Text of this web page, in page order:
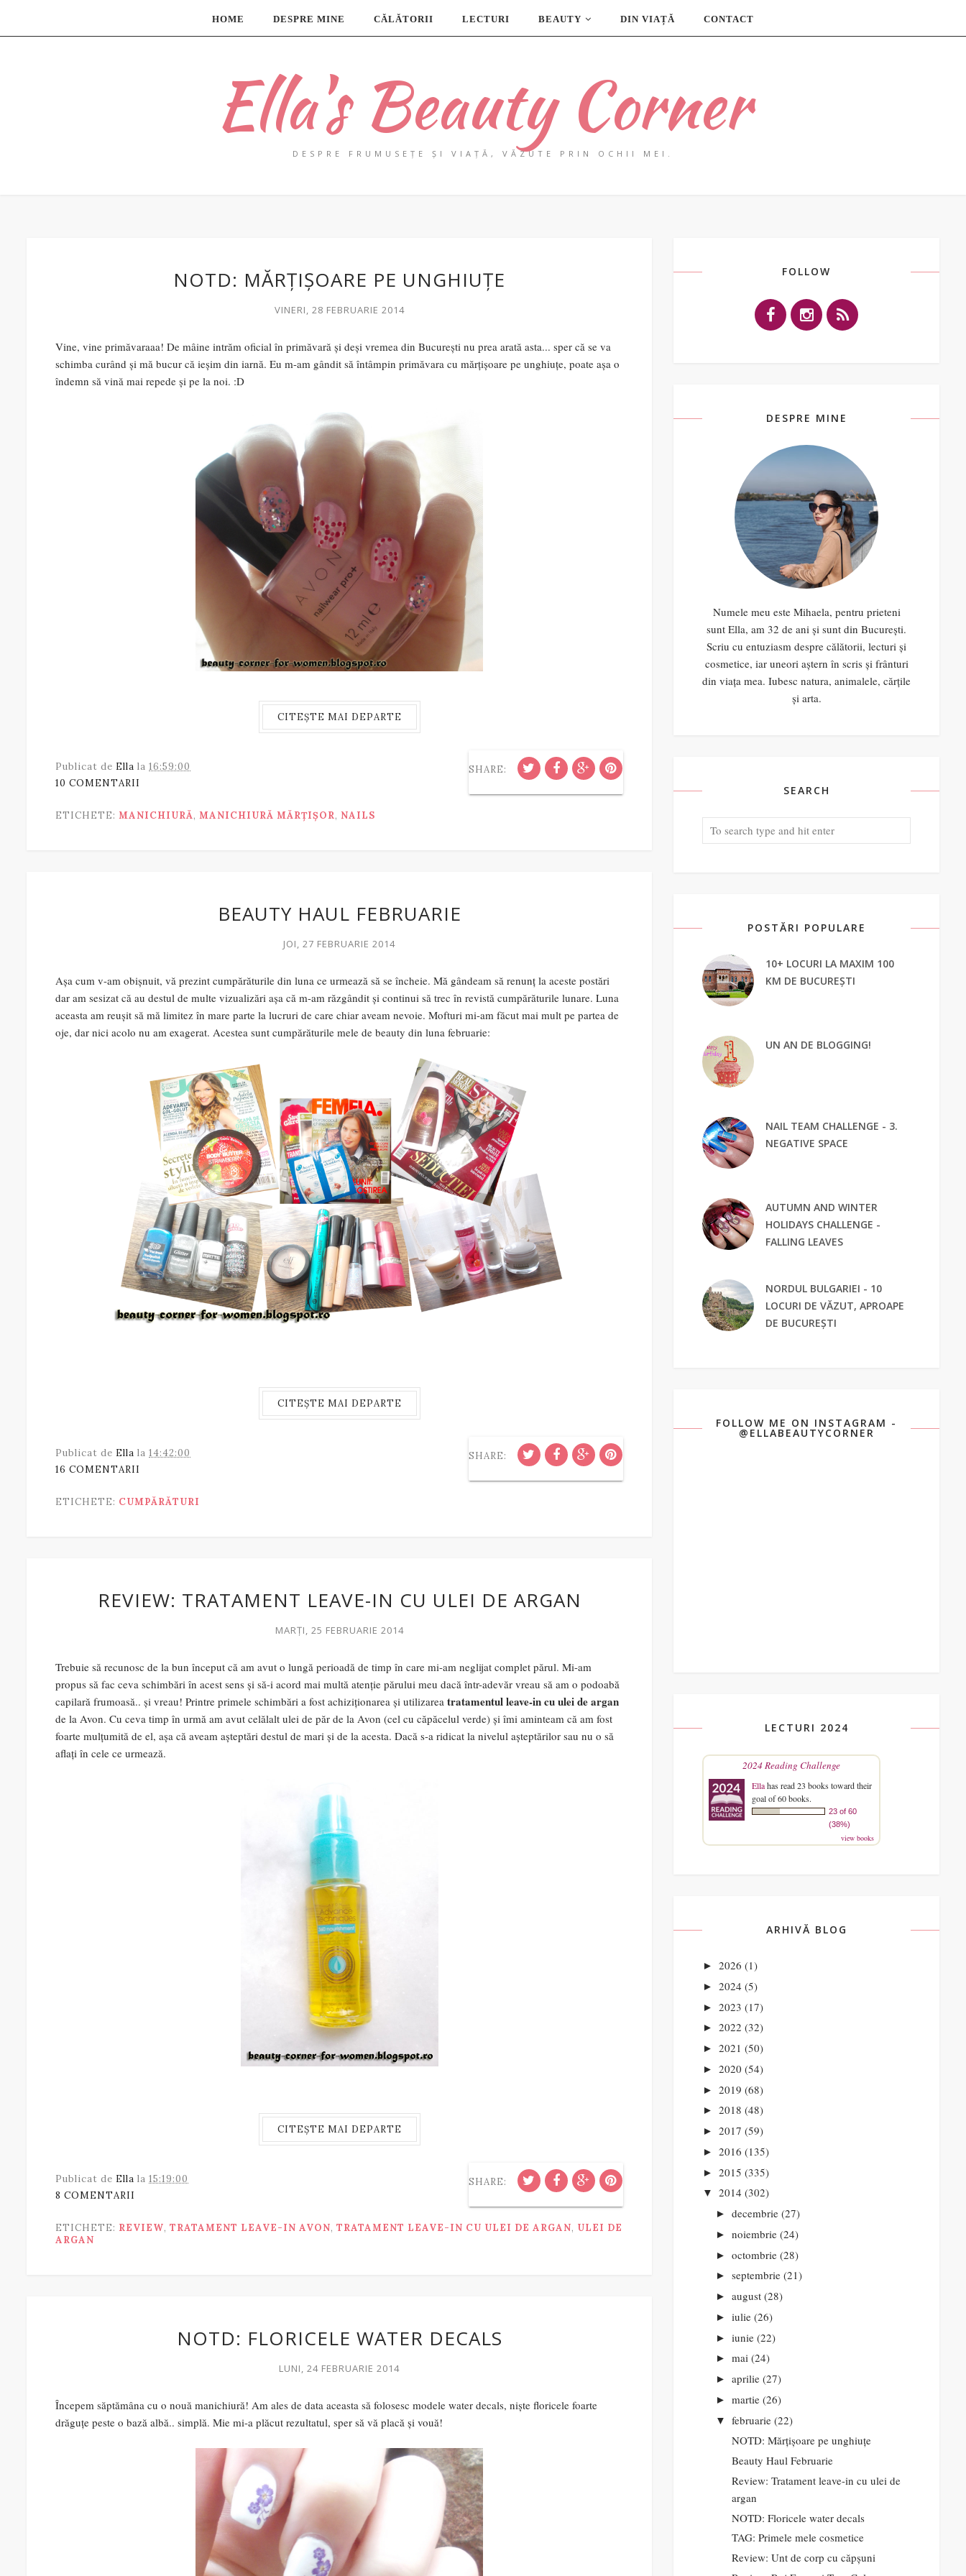
HOME DESPRE MINE CĂLĂTORII LECTURI BEAUTY DIN VIAȚĂ CONTACT
Ella's Beauty Corner
DESPRE FRUMUSEȚE ȘI VIAȚĂ, VĂZUTE PRIN OCHII MEI.
NOTD: MĂRȚIȘOARE PE UNGHIUȚE
VINERI, 28 FEBRUARIE 2014
Vine, vine primăvaraaa! De mâine intrăm oficial în primăvară și deși vremea din București nu prea arată asta... sper că se va
schimba curând și mă bucur că ieșim din iarnă. Eu m-am gândit să întâmpin primăvara cu mărțișoare pe unghiuțe, poate așa o
îndemn să vină mai repede și pe la noi. :D
CITEȘTE MAI DEPARTE
Publicat de Ella la 16:59:00
10 COMENTARII
SHARE:
ETICHETE: MANICHIURĂ, MANICHIURĂ MĂRȚIȘOR, NAILS
BEAUTY HAUL FEBRUARIE
JOI, 27 FEBRUARIE 2014
Așa cum v-am obișnuit, vă prezint cumpărăturile din luna ce urmează să se încheie. Mă gândeam să renunț la aceste postări
dar am sesizat că au destul de multe vizualizări așa că m-am răzgândit și continui să trec în revistă cumpărăturile lunare. Luna
aceasta am reușit să mă limitez în mare parte la lucruri de care chiar aveam nevoie. Mofturi mi-am făcut mai mult pe partea de
oje, dar nici acolo nu am exagerat. Acestea sunt cumpărăturile mele de beauty din luna februarie:
CITEȘTE MAI DEPARTE
Publicat de Ella la 14:42:00
16 COMENTARII
SHARE:
ETICHETE: CUMPĂRĂTURI
REVIEW: TRATAMENT LEAVE-IN CU ULEI DE ARGAN
MARȚI, 25 FEBRUARIE 2014
Trebuie să recunosc de la bun început că am avut o lungă perioadă de timp în care mi-am neglijat complet părul. Mi-am
propus să fac ceva schimbări în acest sens și să-i acord mai multă atenție părului meu dacă într-adevăr vreau să am o podoabă
capilară frumoasă.. și vreau! Printre primele schimbări a fost achiziționarea și utilizarea tratamentul leave-in cu ulei de argan
de la Avon. Cu ceva timp în urmă am avut celălalt ulei de păr de la Avon (cel cu căpăcelul verde) și îmi aminteam că am fost
foarte mulțumită de el, așa că aveam așteptări destul de mari și de la acesta. Dacă s-a ridicat la nivelul așteptărilor sau nu o să
aflați în cele ce urmează.
CITEȘTE MAI DEPARTE
Publicat de Ella la 15:19:00
8 COMENTARII
SHARE:
ETICHETE: REVIEW, TRATAMENT LEAVE-IN AVON, TRATAMENT LEAVE-IN CU ULEI DE ARGAN, ULEI DE
ARGAN
NOTD: FLORICELE WATER DECALS
LUNI, 24 FEBRUARIE 2014
Începem săptămâna cu o nouă manichiură! Am ales de data aceasta să folosesc modele water decals, niște floricele foarte
drăguțe peste o bază albă.. simplă. Mie mi-a plăcut rezultatul, sper să vă placă și vouă!
FOLLOW
DESPRE MINE
Numele meu este Mihaela, pentru prieteni
sunt Ella, am 32 de ani și sunt din București.
Scriu cu entuziasm despre călătorii, lecturi și
cosmetice, iar uneori aștern în scris și frânturi
din viața mea. Iubesc natura, animalele, cărțile
și arta.
SEARCH
POSTĂRI POPULARE
10+ LOCURI LA MAXIM 100
KM DE BUCUREȘTI
UN AN DE BLOGGING!
NAIL TEAM CHALLENGE - 3.
NEGATIVE SPACE
AUTUMN AND WINTER
HOLIDAYS CHALLENGE -
FALLING LEAVES
NORDUL BULGARIEI - 10
LOCURI DE VĂZUT, APROAPE
DE BUCUREȘTI
FOLLOW ME ON INSTAGRAM -
@ELLABEAUTYCORNER
LECTURI 2024
2024 Reading Challenge
Ellahas read 23 books toward their
goal of 60 books.
23 of 60
(38%)
view books
ARHIVĂ BLOG
► 2026 (1)
► 2024 (5)
► 2023 (17)
► 2022 (32)
► 2021 (50)
► 2020 (54)
► 2019 (68)
► 2018 (48)
► 2017 (59)
► 2016 (135)
► 2015 (335)
▼ 2014 (302)
► decembrie (27)
► noiembrie (24)
► octombrie (28)
► septembrie (21)
► august (28)
► iulie (26)
► iunie (22)
► mai (24)
► aprilie (27)
► martie (26)
▼ februarie (22)
NOTD: Mărțișoare pe unghiuțe
Beauty Haul Februarie
Review: Tratament leave-in cu ulei de
argan
NOTD: Floricele water decals
TAG: Primele mele cosmetice
Review: Unt de corp cu căpșuni